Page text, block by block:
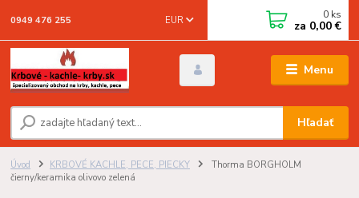
Menu
EUR
Hľadať
0949 476 255 0 ks
za 0,00 €
Úvod KRBOVÉ KACHLE, PECE, PIECKY
Thorma BORGHOLM
čierny/keramika olivovo zelená